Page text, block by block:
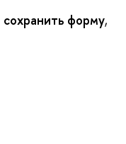
сохранить форму,